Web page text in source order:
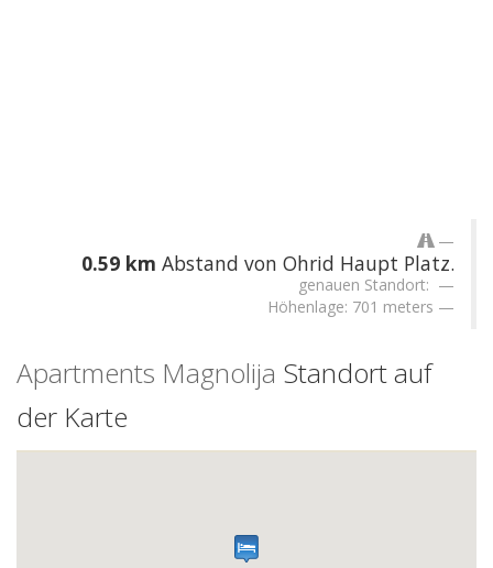
0.59 km Abstand von Ohrid Haupt Platz.
genauen Standort:
Höhenlage: 701 meters
Apartments Magnolija Standort auf
der Karte